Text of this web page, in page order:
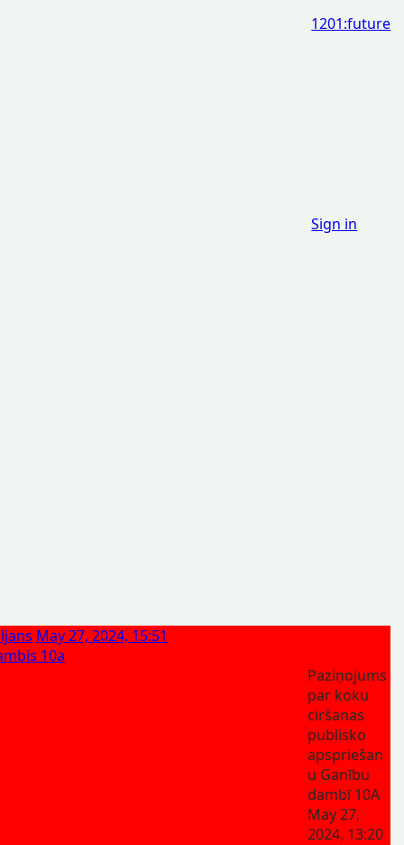
1201:future
Sign in
May 27, 2024, 15:51
10a
Paziņojums
par koku
ciršanas
publisko
apspriešan
u Ganību
dambī 10A
May 27,
2024, 13:20